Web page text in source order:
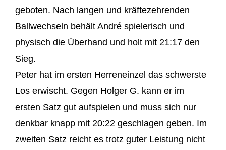
geboten. Nach langen und kräftezehrenden
Ballwechseln behält André spielerisch und
physisch die Überhand und holt mit 21:17 den
Sieg.
Peter hat im ersten Herreneinzel das schwerste
Los erwischt. Gegen Holger G. kann er im
ersten Satz gut aufspielen und muss sich nur
denkbar knapp mit 20:22 geschlagen geben. Im
zweiten Satz reicht es trotz guter Leistung nicht